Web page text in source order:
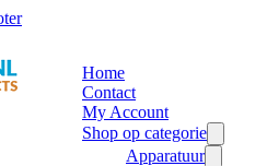
Home
Contact
My Account
Shop op categorie
Apparatuur